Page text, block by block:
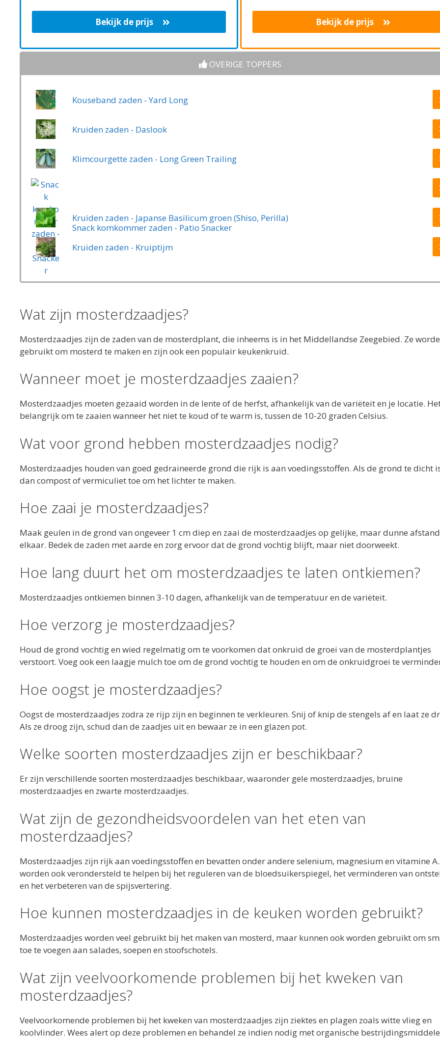
Bekijk de prijs Bekijk de prijs
OVERIGE TOPPERS
Kouseband zaden - Yard Long
Kruiden zaden - Daslook
Klimcourgette zaden - Long Green Trailing
Snack komkommer zaden - Patio Snacker
Kruiden zaden - Japanse Basilicum groen (Shiso, Perilla)
Kruiden zaden - Kruiptijm
Wat zijn mosterdzaadjes?
Mosterdzaadjes zijn de zaden van de mosterdplant, die inheems is in het Middellandse Zeegebied. Ze
gebruikt om mosterd te maken en zijn ook een populair keukenkruid.
Wanneer moet je mosterdzaadjes zaaien?
Mosterdzaadjes moeten gezaaid worden in de lente of de herfst, afhankelijk van de variëteit en je locatie.
belangrijk om te zaaien wanneer het niet te koud of te warm is, tussen de 10-20 graden Celsius.
Wat voor grond hebben mosterdzaadjes nodig?
Mosterdzaadjes houden van goed gedraineerde grond die rijk is aan voedingsstoffen. Als de grond te dicht
dan compost of vermiculiet toe om het lichter te maken.
Hoe zaai je mosterdzaadjes?
Maak geulen in de grond van ongeveer 1 cm diep en zaai de mosterdzaadjes op gelijke, maar dunne
elkaar. Bedek de zaden met aarde en zorg ervoor dat de grond vochtig blijft, maar niet doorweekt.
Hoe lang duurt het om mosterdzaadjes te laten ontkiemen?
Mosterdzaadjes ontkiemen binnen 3-10 dagen, afhankelijk van de temperatuur en de variëteit.
Hoe verzorg je mosterdzaadjes?
Houd de grond vochtig en wied regelmatig om te voorkomen dat onkruid de groei van de mosterdplantjes
verstoort. Voeg ook een laagje mulch toe om de grond vochtig te houden en om de onkruidgroei te
Hoe oogst je mosterdzaadjes?
Oogst de mosterdzaadjes zodra ze rijp zijn en beginnen te verkleuren. Snij of knip de stengels af en laat ze
Als ze droog zijn, schud dan de zaadjes uit en bewaar ze in een glazen pot.
Welke soorten mosterdzaadjes zijn er beschikbaar?
Er zijn verschillende soorten mosterdzaadjes beschikbaar, waaronder gele mosterdzaadjes, bruine
mosterdzaadjes en zwarte mosterdzaadjes.
Wat zijn de gezondheidsvoordelen van het eten van
mosterdzaadjes?
Mosterdzaadjes zijn rijk aan voedingsstoffen en bevatten onder andere selenium, magnesium en vitamine
worden ook verondersteld te helpen bij het reguleren van de bloedsuikerspiegel, het verminderen van
en het verbeteren van de spijsvertering.
Hoe kunnen mosterdzaadjes in de keuken worden gebruikt?
Mosterdzaadjes worden veel gebruikt bij het maken van mosterd, maar kunnen ook worden gebruikt om
toe te voegen aan salades, soepen en stoofschotels.
Wat zijn veelvoorkomende problemen bij het kweken van
mosterdzaadjes?
Veelvoorkomende problemen bij het kweken van mosterdzaadjes zijn ziektes en plagen zoals witte vlieg en
koolvlinder. Wees alert op deze problemen en behandel ze indien nodig met organische